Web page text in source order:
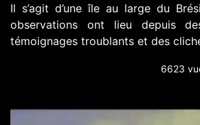
Il s’agit d’une île au large du
observations ont lieu depuis
témoignages troublants et des
6623